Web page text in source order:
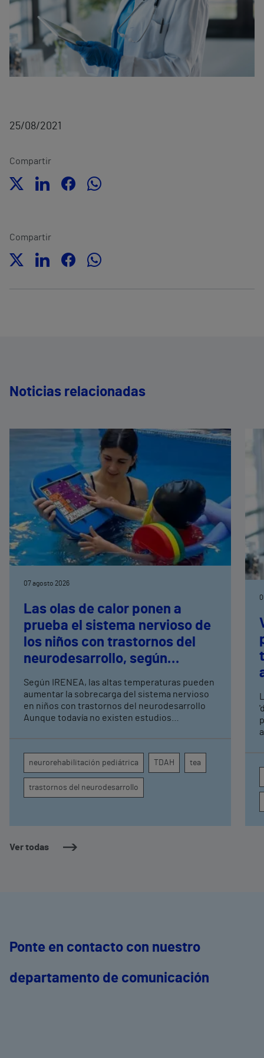
25/08/2021
Compartir
Compartir
Noticias relacionadas
Ver todas
07 agosto 2026
Las olas de calor ponen a
prueba el sistema nervioso de
los niños con trastornos del
neurodesarrollo, según
neurorrehabilitación
pediátrica de Vithas
Según IRENEA, las altas temperaturas pueden
aumentar la sobrecarga del sistema nervioso
en niños con trastornos del neurodesarrollo
Aunque todavía no existen estudios
atención, la regulación emocional y la
conducta
neurorehabilitación pediátrica TDAH tea
trastornos del neurodesarrollo
Ponte en contacto con nuestro
departamento de comunicación